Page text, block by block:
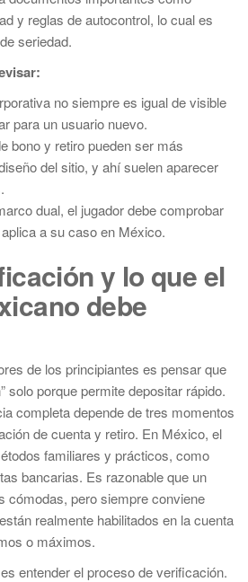
y reglas de autocontrol, lo cual es
seriedad.
no siempre es igual de visible
para un usuario nuevo.
bono y retiro pueden ser más
del sitio, y ahí suelen aparecer
dual, el jugador debe comprobar
a su caso en México.
y lo que el
debe
de los principiantes es pensar que
solo porque permite depositar rápido.
completa depende de tres momentos
de cuenta y retiro. En México, el
familiares y prácticos, como
bancarias. Es razonable que un
cómodas, pero siempre conviene
realmente habilitados en la cuenta
o máximos.
entender el proceso de verificación.